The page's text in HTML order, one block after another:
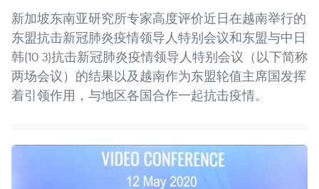
新加坡东南亚研究所专家高度评价近日在越南举行的
东盟抗击新冠肺炎疫情领导人特别会议和东盟与中日
韩(10 3)抗击新冠肺炎疫情领导人特别会议（以下简称
两场会议）的结果以及越南作为东盟轮值主席国发挥
着引领作用，与地区各国合作一起抗击疫情。